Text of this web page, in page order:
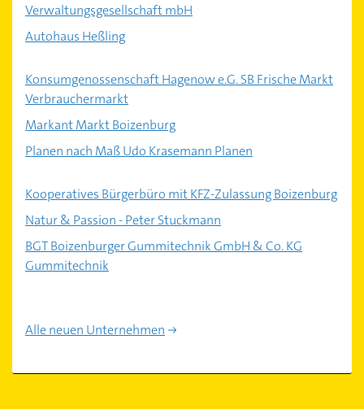
Verwaltungsgesellschaft mbH
Autohaus Heßling
Konsumgenossenschaft Hagenow e.G. SB Frische Markt
Verbrauchermarkt
Markant Markt Boizenburg
Planen nach Maß Udo Krasemann Planen
Kooperatives Bürgerbüro mit KFZ-Zulassung Boizenburg
Natur & Passion - Peter Stuckmann
BGT Boizenburger Gummitechnik GmbH & Co. KG
Gummitechnik
Alle neuen Unternehmen